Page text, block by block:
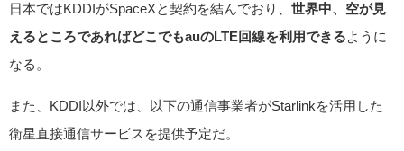
日本ではKDDIがSpaceXと契約を結んでおり、 世界中、空が見
えるところであればどこでもauのLTE回線を利用できる ように
なる。
また、KDDI以外では、以下の通信事業者がStarlinkを活用した
衛星直接通信サービスを提供予定だ。